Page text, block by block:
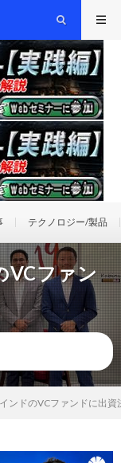
テクノロジー/製品
VCファン
ンドのVCファンドに出資